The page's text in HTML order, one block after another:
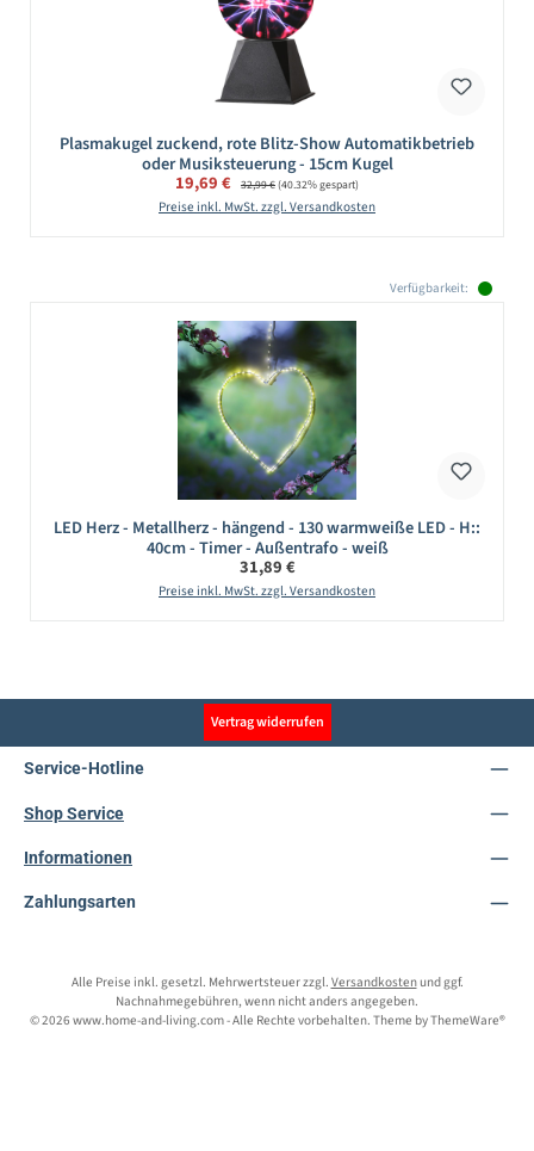
Plasmakugel zuckend, rote Blitz-Show Automatikbetrieb
oder Musiksteuerung - 15cm Kugel
Verkaufspreis:
19,69 € Regulärer Preis:
32,99 €(40.32% gespart)
Preise inkl. MwSt. zzgl. Versandkosten
Verfügbarkeit:
LED Herz - Metallherz - hängend - 130 warmweiße LED - H::
40cm - Timer - Außentrafo - weiß
Regulärer Preis:
31,89 €
Preise inkl. MwSt. zzgl. Versandkosten
Vertrag widerrufen
Service-Hotline
Shop Service
Informationen
Zahlungsarten
Alle Preise inkl. gesetzl. Mehrwertsteuer zzgl. Versandkostenund ggf.
Nachnahmegebühren, wenn nicht anders angegeben.
© 2026 www.home-and-living.com - Alle Rechte vorbehalten. Theme byThemeWare®